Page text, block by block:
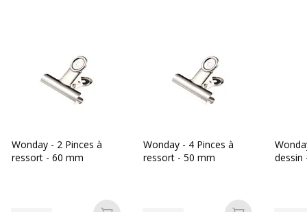
Taille d'attache (agraffe, punaise,trombone)
Caractéristiques générales
Caractéristiques générales
Quantité incluse
Wonday - 2 Pinces à
ressort - 60 mm
Wonday - 4 Pinces à
ressort - 50 mm
dessin